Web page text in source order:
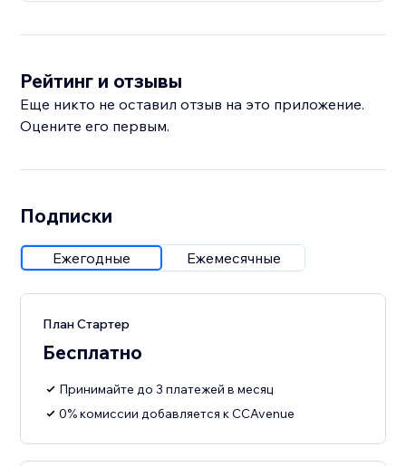
Рейтинг и отзывы
Еще никто не оставил отзыв на это приложение.
Оцените его первым.
Подписки
Ежегодные Ежемесячные
План Стартер
Бесплатно
Принимайте до 3 платежей в месяц
0% комиссии добавляется к CCAvenue